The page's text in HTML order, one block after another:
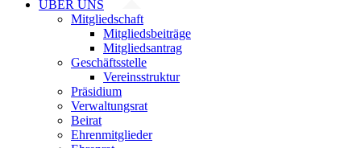
ÜBER UNS
Mitgliedschaft
Mitgliedsbeiträge
Mitgliedsantrag
Geschäftsstelle
Vereinsstruktur
Präsidium
Verwaltungsrat
Beirat
Ehrenmitglieder